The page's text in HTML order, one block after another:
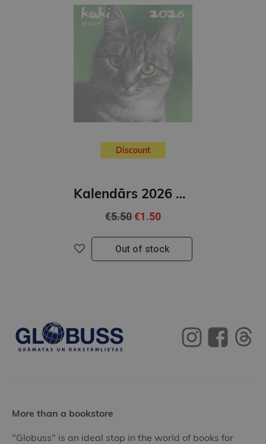
Discount
Kalendārs 2026 kaķi ( kvadrāts)
€5.50€1.50
Out of stock
More than a bookstore
"Globuss" is an ideal stop in the world of books for